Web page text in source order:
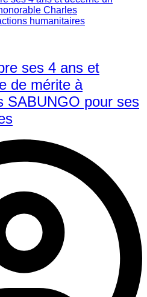
ses 4 ans et
de mérite à
SABUNGO pour ses